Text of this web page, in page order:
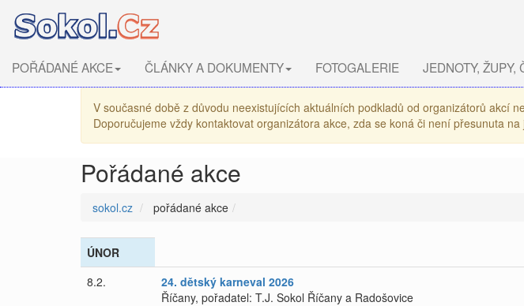
POŘÁDANÉ AKCE ČLÁNKY A DOKUMENTY FOTOGALERIE JEDNOTY, ŽUPY,
V současné době z důvodu neexistujících aktuálních podkladů od organizátorů akcí
Doporučujeme vždy kontaktovat organizátora akce, zda se koná či není přesunuta na
Pořádané akce
sokol.cz pořádané akce
ÚNOR
8.2.
24. dětský karneval 2026
Říčany, pořadatel: T.J. Sokol Říčany a Radošovice